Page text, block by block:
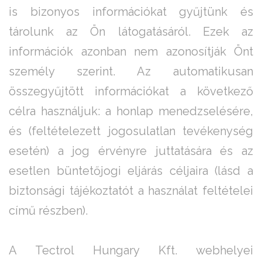
is bizonyos információkat gyűjtünk és
tárolunk az Ön látogatásáról. Ezek az
információk azonban nem azonosítják Önt
személy szerint. Az automatikusan
összegyűjtött információkat a következő
célra használjuk: a honlap menedzselésére,
és (feltételezett jogosulatlan tevékenység
esetén) a jog érvényre juttatására és az
esetlen büntetőjogi eljárás céljaira (lásd a
biztonsági tájékoztatót a használat feltételei
című részben).
A Tectrol Hungary Kft. webhelyei